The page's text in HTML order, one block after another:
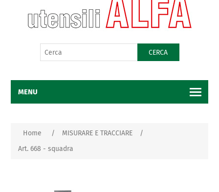
CERCA
MENU
Home / MISURARE E TRACCIARE
/
Art. 668 - squadra